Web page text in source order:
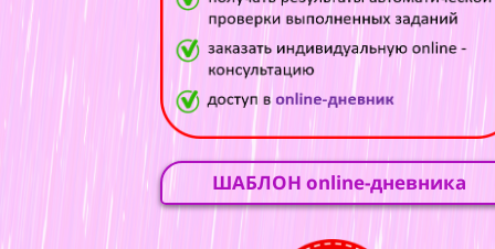
ШАБЛОН online-дневника